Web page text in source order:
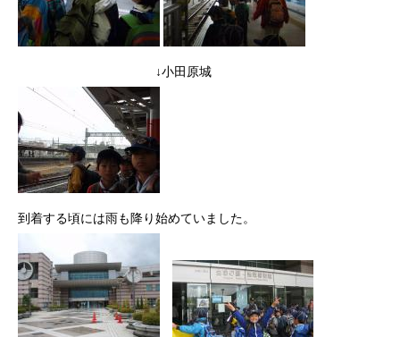
↓小田原城
到着する頃には雨も降り始めていました。